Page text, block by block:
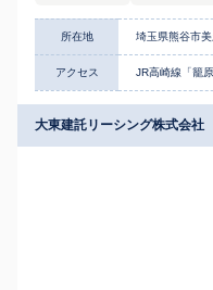
所在地 埼玉県熊谷市
アクセス JR高崎線「籠
大東建託リーシング株式会